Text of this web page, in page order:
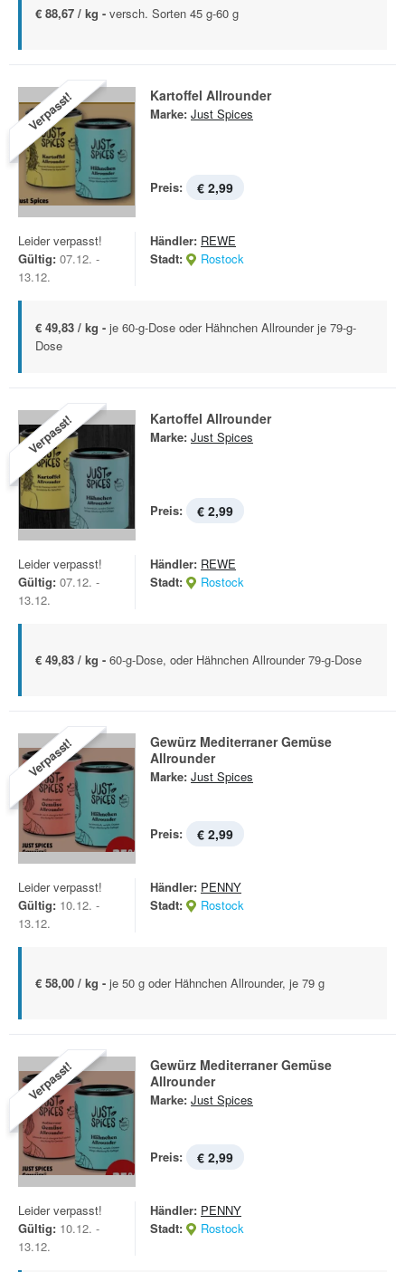
€ 88,67 / kg - versch. Sorten 45 g-60 g
Verpasst! Kartoffel Allrounder
Marke: Just Spices
Preis: € 2,99
Leider verpasst!
Gültig: 07.12. -
13.12.
Händler: REWE
Stadt:
Rostock
€ 49,83 / kg - je 60-g-Dose oder Hähnchen Allrounder je 79-g-
Dose
Verpasst! Kartoffel Allrounder
Marke: Just Spices
Preis: € 2,99
Leider verpasst!
Gültig: 07.12. -
13.12.
Händler: REWE
Stadt:
Rostock
€ 49,83 / kg - 60-g-Dose, oder Hähnchen Allrounder 79-g-Dose
Verpasst!
Gewürz Mediterraner Gemüse
Allrounder
Marke: Just Spices
Preis: € 2,99
Leider verpasst!
Gültig: 10.12. -
13.12.
Händler: PENNY
Stadt:
Rostock
€ 58,00 / kg - je 50 g oder Hähnchen Allrounder, je 79 g
Verpasst!
Gewürz Mediterraner Gemüse
Allrounder
Marke: Just Spices
Preis: € 2,99
Leider verpasst!
Gültig: 10.12. -
13.12.
Händler: PENNY
Stadt:
Rostock